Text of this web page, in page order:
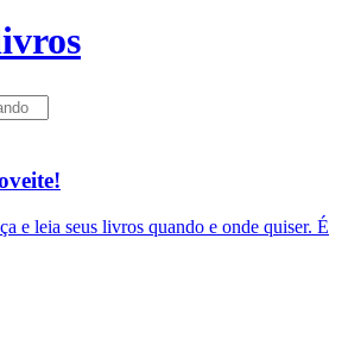
e leia seus livros quando e onde quiser. É